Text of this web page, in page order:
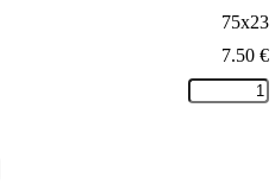
75x23
7.50 €